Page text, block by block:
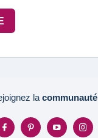
la communauté